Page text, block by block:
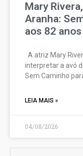
Mary
Aranha:
aos 82 anos
A atriz Mary
interpretar a avó
Sem Caminho
LEIA MAIS »
04/08/2026